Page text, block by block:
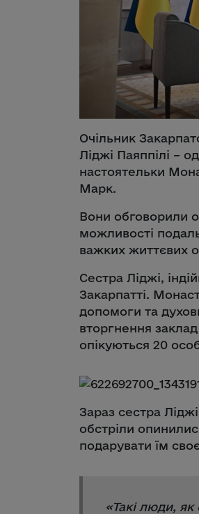
Очільник
Ліджі Паяппілі –
настоятельки
Марк.
Вони обговорили
можливості
важких життєвих
Сестра Ліджі,
Закарпатті.
допомоги та
вторгнення
опікуються 20
Зараз сестра
обстріли
подарувати їм
«Такі люди, як